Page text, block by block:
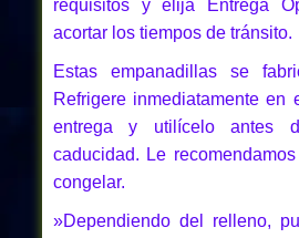
requisitos y elija Entrega
acortar los tiempos de tránsito.
Estas empanadillas se
Refrigere inmediatamente en
entrega y utilícelo antes
caducidad. Le
congelar.
»Dependiendo del relleno,